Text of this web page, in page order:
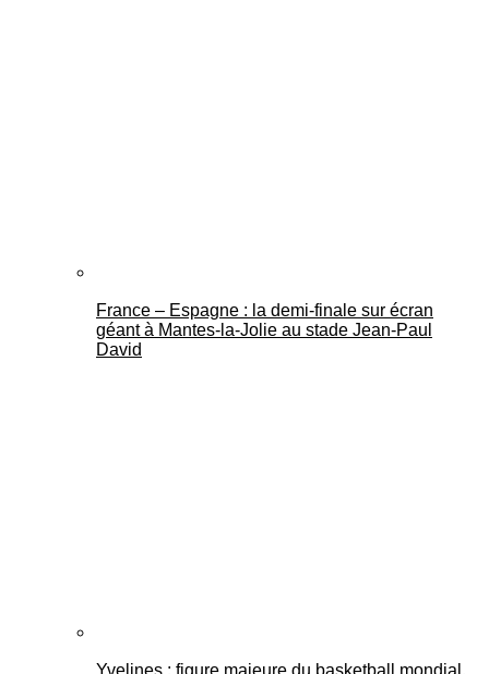
France – Espagne : la demi-finale sur écran
géant à Mantes-la-Jolie au stade Jean-Paul
David
Yvelines : figure majeure du basketball mondial,